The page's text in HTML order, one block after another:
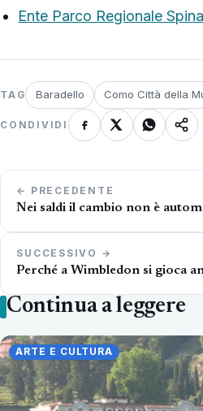
Ente Parco Regionale
TAG Baradello Como Città della
CONDIVIDI
Navigazione
articoli
← PRECEDENTE
Nei saldi il cambio non è
SUCCESSIVO →
Perché a Wimbledon si gioca
Continua a leggere
ARTE E CULTURA